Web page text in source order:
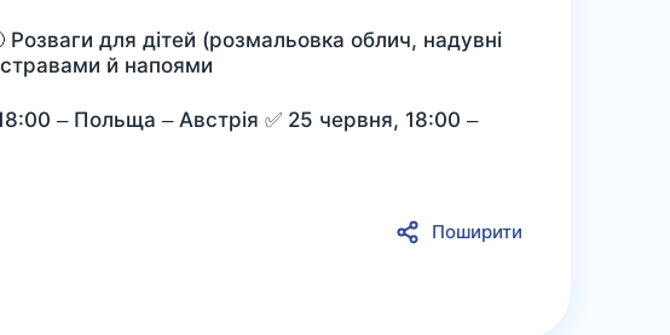
для дітей (розмальовка облич, надувні
стравами й напоями
– Польща – Австрія ✅ 25 червня, 18:00 –
Поширити